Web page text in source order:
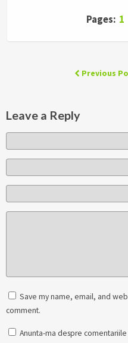
Pages: 1
Previous
Leave a Reply
Save my name, email, and
comment.
Anunta-ma despre